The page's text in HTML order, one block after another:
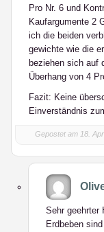
Pro Nr. 6 und
Kaufargumente 2
ich die beiden
gewichte wie die
beziehen sich auf
Überhang von 4
Fazit: Keine
Einverständnis
Gepostet am 18.
Sehr geehrter
Erdbeben